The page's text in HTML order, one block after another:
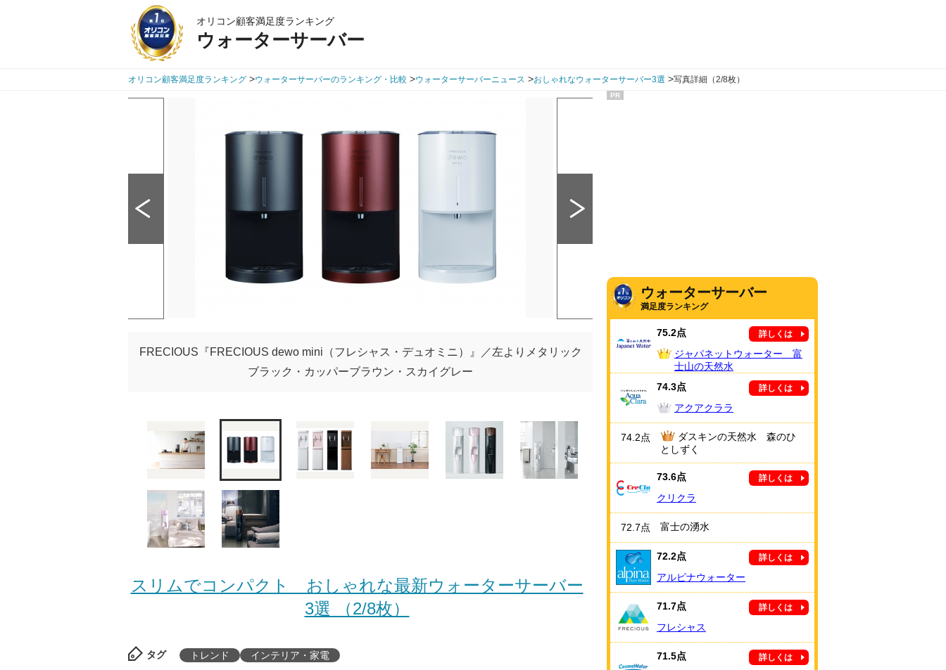
オリコン顧客満足度ランキング
ウォーターサーバー
オリコン顧客満足度ランキング >ウォーターサーバーのランキング・比較 >ウォーターサーバーニュース >おしゃれなウォーターサーバー3選 >写真詳細（2/8枚）
FRECIOUS『FRECIOUS dewo mini（フレシャス・デュオミニ）』／左よりメタリック
ブラック・カッパーブラウン・スカイグレー
スリムでコンパクト おしゃれな最新ウォーターサーバー
3選 （2/8枚）
タグ トレンド インテリア・家電
PR
ウォーターサーバー
満足度ランキング
75.2点 詳しくは
ジャパネットウォーター 富
士山の天然水
74.3点
詳しくは
アクアクララ
74.2点
ダスキンの天然水 森のひ
としずく
73.6点 詳しくは
クリクラ
72.7点 富士の湧水
72.2点 詳しくは
アルピナウォーター
71.7点 詳しくは
フレシャス
71.5点 詳しくは